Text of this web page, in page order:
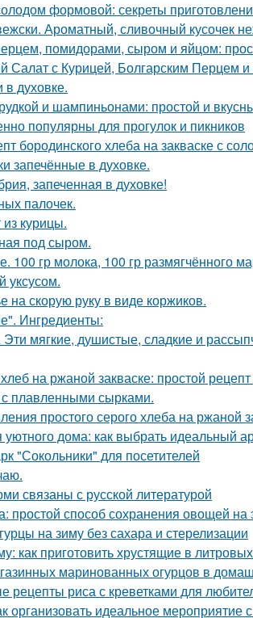
формовой: секреты
Ароматный, сливочный кусочек
помидорами, сыром и яйцом:
Салат с Курицей, Болгарским Перцем
в духовке.
и шампиньонами: простой и
популярны для прогулок и пикников
бородинского хлеба на закваске с
запечённые в духовке.
запеченная в духовке!
палочек.
курицы.
под сыром.
100 гр молока, 100 гр размягчённого
уксусом.
на скорую руку в виде коржиков.
Ингредиенты:
мягкие, душистые, сладкие и
на ржаной закваске: простой
с плавленными сырками.
простого серого хлеба на ржаной
уютного дома: как выбрать идеальный
"Сокольники" для посетителей
связаны с русской литературой
простой способ сохранения овощей на
на зиму без сахара и стерелизации
как приготовить хрустящие в
маринованных огурцов в
рецепты риса с креветками для
организовать идеальное мероприятие